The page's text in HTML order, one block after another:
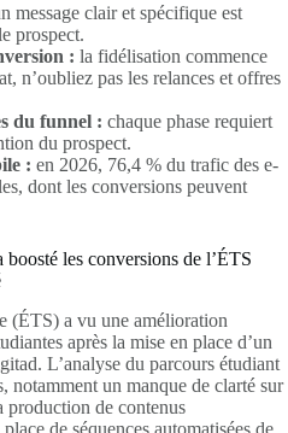
message clair et spécifique est
prospect.
: la fidélisation commence
n’oubliez pas les relances et offres
du funnel : chaque phase requiert
du prospect.
: en 2026, 76,4 % du trafic des e-
dont les conversions peuvent
les conversions de l’ÉTS
(ÉTS) a vu une amélioration
après la mise en place d’un
L’analyse du parcours étudiant
notamment un manque de clarté sur
production de contenus
de séquences automatisées de